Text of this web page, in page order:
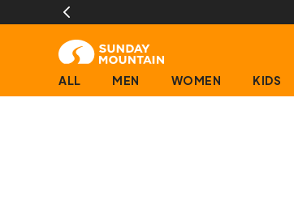
ALL MEN WOMEN KIDS